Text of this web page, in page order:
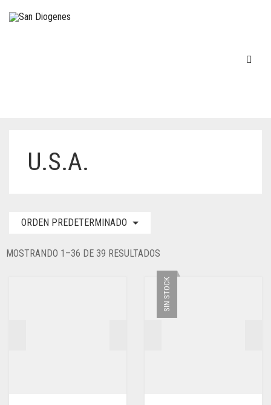
U.S.A.
ORDEN PREDETERMINADO
MOSTRANDO 1–36 DE 39 RESULTADOS
SIN STOCK